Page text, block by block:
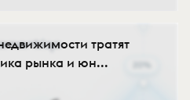
тратят
рынка и юн...